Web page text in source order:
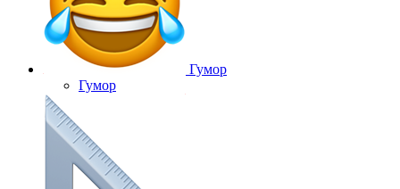
Гумор
Гумор